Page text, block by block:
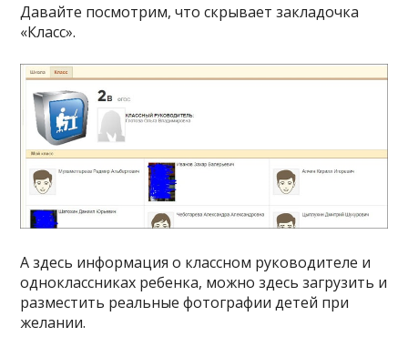
Давайте посмотрим, что скрывает закладочка
«Класс».
А здесь информация о классном руководителе и
одноклассниках ребенка, можно здесь загрузить и
разместить реальные фотографии детей при
желании.